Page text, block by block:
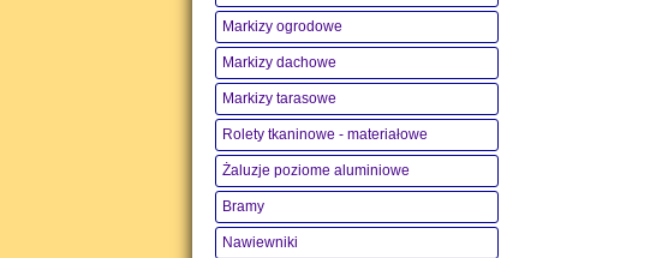
Markizy ogrodowe
Markizy dachowe
Markizy tarasowe
Rolety tkaninowe - materiałowe
Żaluzje poziome aluminiowe
Bramy
Nawiewniki